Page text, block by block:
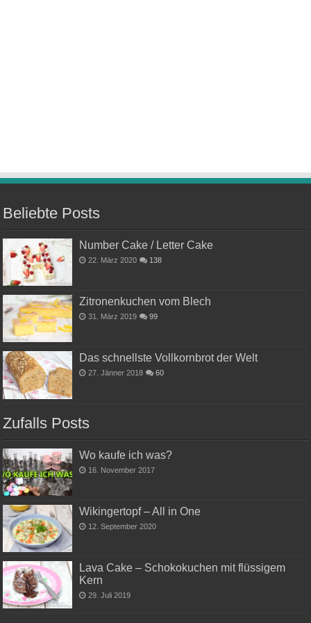
Beliebte Posts
Number Cake / Letter Cake
22. März 2020 138
Zitronenkuchen vom Blech
31. März 2019 99
Das schnellste Vollkornbrot der Welt
27. Jänner 2018 60
Zufalls Posts
Wo kaufe ich was?
16. November 2017
Wikingertopf – All in One
12. September 2020
Lava Cake – Schokokuchen mit flüssigem
Kern
29. Juli 2019